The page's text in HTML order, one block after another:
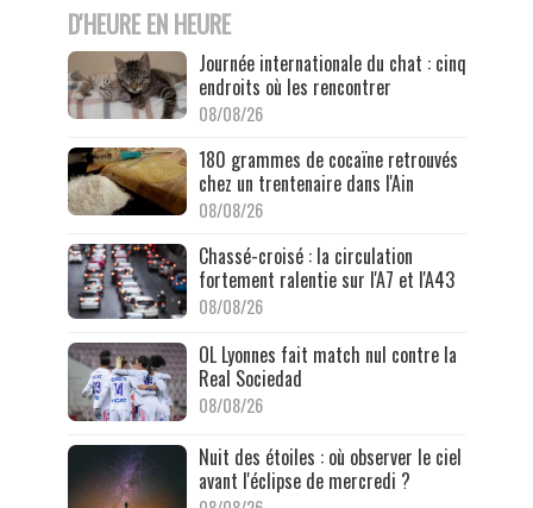
D'HEURE EN HEURE
Journée internationale du chat : cinq
endroits où les rencontrer
08/08/26
180 grammes de cocaïne retrouvés
chez un trentenaire dans l'Ain
08/08/26
Chassé-croisé : la circulation
fortement ralentie sur l'A7 et l'A43
08/08/26
OL Lyonnes fait match nul contre la
Real Sociedad
08/08/26
Nuit des étoiles : où observer le ciel
avant l'éclipse de mercredi ?